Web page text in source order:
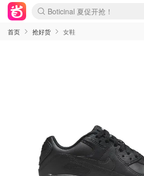
4折！lulu周四疯狂上新
速领！Stanley独家85折
Zalando 奥莱闪促！每日更新
首页 抢好货 女鞋